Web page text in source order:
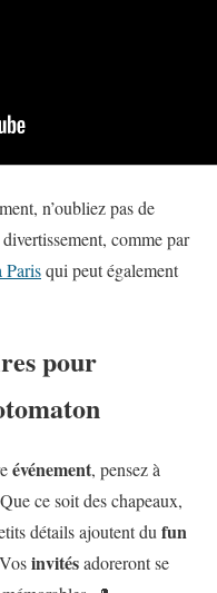
n’oubliez pas de
comme par
Parisqui peut également
pour
événement, pensez à
ce soit des chapeaux,
détails ajoutent dufun
invitésadoreront se